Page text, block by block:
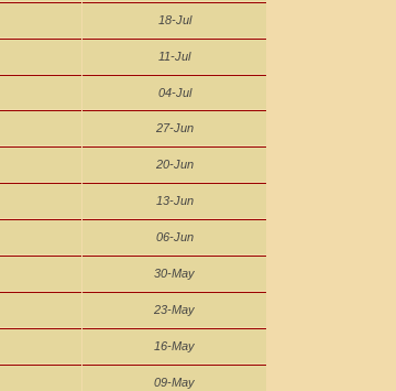
18-Jul
11-Jul
04-Jul
27-Jun
20-Jun
13-Jun
06-Jun
30-May
23-May
16-May
09-May